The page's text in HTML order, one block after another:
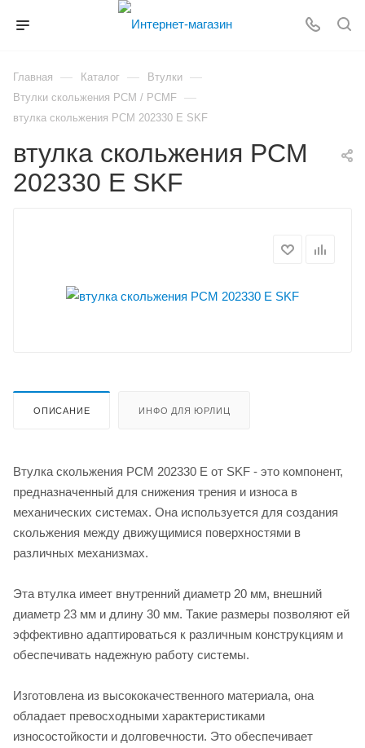
Главная — Каталог — Втулки —
Втулки скольжения PCM / PCMF —
втулка скольжения PCM 202330 E SKF
втулка скольжения PCM
202330 E SKF
ОПИСАНИЕ ИНФО ДЛЯ ЮРЛИЦ
Втулка скольжения PCM 202330 E от SKF - это компонент,
предназначенный для снижения трения и износа в
механических системах. Она используется для создания
скольжения между движущимися поверхностями в
различных механизмах.
Эта втулка имеет внутренний диаметр 20 мм, внешний
диаметр 23 мм и длину 30 мм. Такие размеры позволяют ей
эффективно адаптироваться к различным конструкциям и
обеспечивать надежную работу системы.
Изготовлена из высококачественного материала, она
обладает превосходными характеристиками
износостойкости и долговечности. Это обеспечивает